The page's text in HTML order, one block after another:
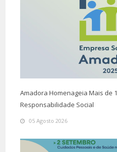
Amadora Homenageia Mais de
Responsabilidade Social
05 Agosto 2026